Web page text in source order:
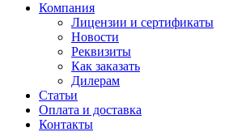
Компания
Лицензии и сертификаты
Новости
Реквизиты
Как заказать
Дилерам
Статьи
Оплата и доставка
Контакты